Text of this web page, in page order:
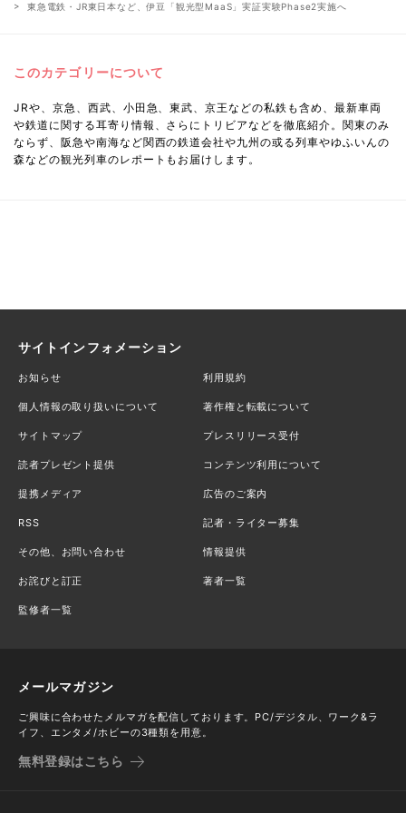
東急電鉄・JR東日本など、伊豆「観光型MaaS」実証実験Phase2実施へ
このカテゴリーについて
JRや、京急、西武、小田急、東武、京王などの私鉄も含め、最新車両
や鉄道に関する耳寄り情報、さらにトリビアなどを徹底紹介。関東のみ
ならず、阪急や南海など関西の鉄道会社や九州の或る列車やゆふいんの
森などの観光列車のレポートもお届けします。
サイトインフォメーション
お知らせ 利用規約
個人情報の取り扱いについて 著作権と転載について
サイトマップ プレスリリース受付
読者プレゼント提供 コンテンツ利用について
提携メディア 広告のご案内
RSS 記者・ライター募集
その他、お問い合わせ 情報提供
お詫びと訂正 著者一覧
監修者一覧
メールマガジン
ご興味に合わせたメルマガを配信しております。PC/デジタル、ワーク&ラ
イフ、エンタメ/ホビーの3種類を用意。
無料登録はこちら